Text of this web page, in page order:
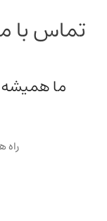
تماس با
ما
راه